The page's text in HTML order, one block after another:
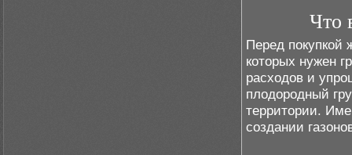
Что
Перед покупкой
которых нужен
расходов и
плодородный
территории.
создании